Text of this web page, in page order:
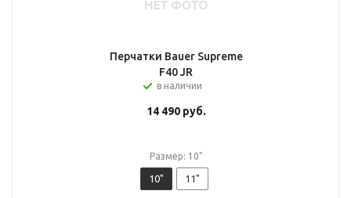
Перчатки Bauer Supreme
F40 JR
в наличии
14 490руб.
Размер: 10"
10" 11"